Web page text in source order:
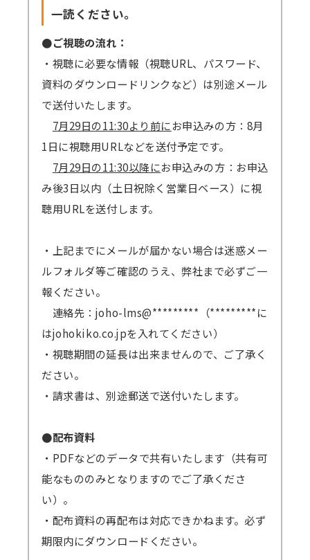
一読ください。
●ご視聴の流れ：
・視聴に必要な情報（視聴URL、パスワード、
資料のダウンロードリンクなど）は別途メール
で送付いたします。
7月29日の11:30より前にお申込みの方：8月
1日に視聴用URLなどを送付予定です。
7月29日の11:30以降にお申込みの方：お申込
み後3日以内（土日祝除く営業日ベース）に視
聴用URLを送付します。
・上記までにメールが届かない場合は迷惑メー
ルフォルダ等ご確認のうえ、弊社まで必ずご一
報ください。
連絡先：joho-lms@*********（*********に
はjohokiko.co.jpを入れてください）
・視聴期間の延長は出来ませんので、ご了承く
ださい。
・請求書は、別途郵送で送付いたします。
●配布資料
・PDFなどのデータで共有いたします（共有可
能なもののみとなりますのでご了承くださ
い）。
・配布資料の再配布は対応できかねます。必ず
期限内にダウンロードください。